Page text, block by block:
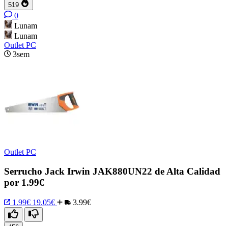
519
0
Lunam
Lunam
Outlet PC
3sem
Outlet PC
Serrucho Jack Irwin JAK880UN22 de Alta Calidad
por 1.99€
1.99€ 19.05€ 3.99€